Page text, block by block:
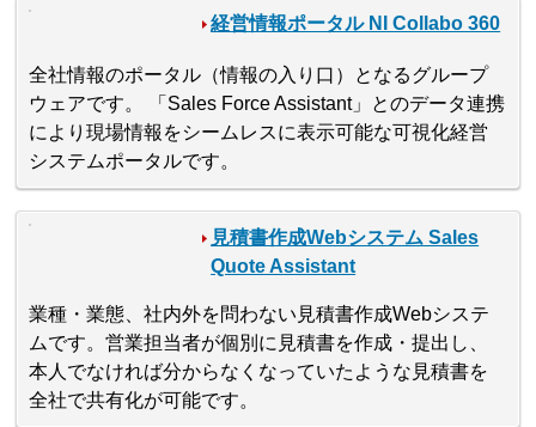
経営情報ポータル NI Collabo 360
全社情報のポータル（情報の入り口）となるグループ
ウェアです。 「Sales Force Assistant」とのデータ連携
により現場情報をシームレスに表示可能な可視化経営
システムポータルです。
見積書作成Webシステム Sales
Quote Assistant
業種・業態、社内外を問わない見積書作成Webシステ
ムです。営業担当者が個別に見積書を作成・提出し、
本人でなければ分からなくなっていたような見積書を
全社で共有化が可能です。